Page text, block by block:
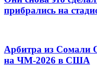
прибрались на
Арбитра из Сомали
на ЧМ-2026 в США